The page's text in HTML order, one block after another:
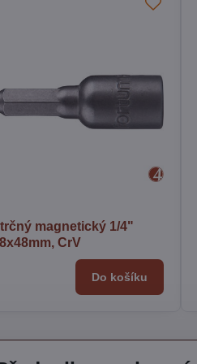
magnetický 1/4"
CrV
Do košíku